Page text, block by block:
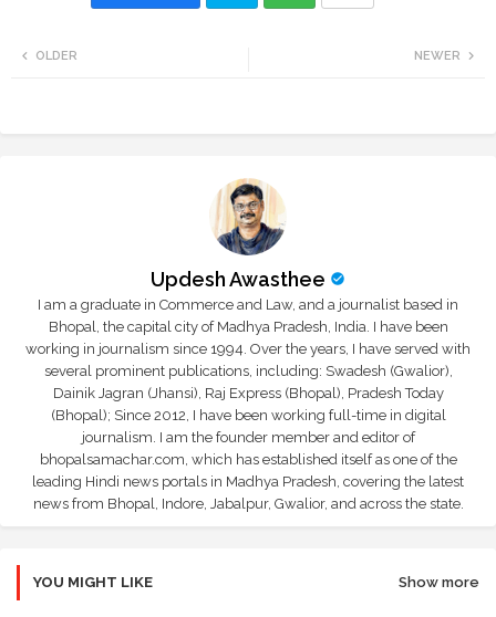
NEWER
OLDER
Updesh Awasthee
I am a graduate in Commerce and Law, and a journalist based in
Bhopal, the capital city of Madhya Pradesh, India. I have been
working in journalism since 1994. Over the years, I have served with
several prominent publications, including: Swadesh (Gwalior),
Dainik Jagran (Jhansi), Raj Express (Bhopal), Pradesh Today
(Bhopal); Since 2012, I have been working full-time in digital
journalism. I am the founder member and editor of
bhopalsamachar.com, which has established itself as one of the
leading Hindi news portals in Madhya Pradesh, covering the latest
news from Bhopal, Indore, Jabalpur, Gwalior, and across the state.
YOU MIGHT LIKE Show more